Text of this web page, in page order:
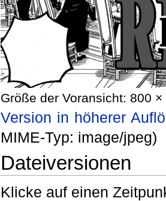
Größe der Voransicht: 800
Version in höherer
MIME-Typ: image/jpeg)
Dateiversionen
Klicke auf einen